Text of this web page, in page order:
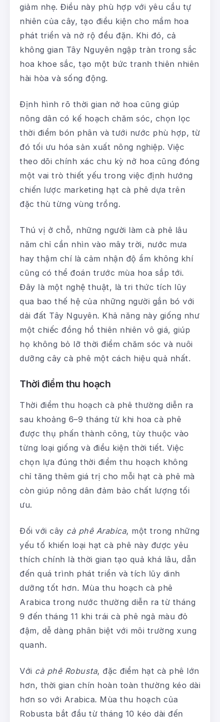
giảm nhẹ. Điều này phù hợp với yêu cầu tự
nhiên của cây, tạo điều kiện cho mầm hoa
phát triển và nở rộ đều đặn. Khi đó, cả
không gian Tây Nguyên ngập tràn trong sắc
hoa khoe sắc, tạo một bức tranh thiên nhiên
hài hòa và sống động.
Định hình rõ thời gian nở hoa cũng giúp
nông dân có kế hoạch chăm sóc, chọn lọc
thời điểm bón phân và tưới nước phù hợp, từ
đó tối ưu hóa sản xuất nông nghiệp. Việc
theo dõi chính xác chu kỳ nở hoa cũng đóng
một vai trò thiết yếu trong việc định hướng
chiến lược marketing hạt cà phê dựa trên
đặc thù từng vùng trồng.
Thú vị ở chỗ, những người làm cà phê lâu
năm chỉ cần nhìn vào mây trời, nước mưa
hay thậm chí là cảm nhận độ ẩm không khí
cũng có thể đoán trước mùa hoa sắp tới.
Đây là một nghệ thuật, là tri thức tích lũy
qua bao thế hệ của những người gắn bó với
dải đất Tây Nguyên. Khả năng này giống như
một chiếc đồng hồ thiên nhiên vô giá, giúp
họ không bỏ lỡ thời điểm chăm sóc và nuôi
dưỡng cây cà phê một cách hiệu quả nhất.
Thời điểm thu hoạch
Thời điểm thu hoạch cà phê thường diễn ra
sau khoảng 6–9 tháng từ khi hoa cà phê
được thụ phấn thành công, tùy thuộc vào
từng loại giống và điều kiện thời tiết. Việc
chọn lựa đúng thời điểm thu hoạch không
chỉ tăng thêm giá trị cho mỗi hạt cà phê mà
còn giúp nông dân đảm bảo chất lượng tối
ưu.
Đối với cây cà phê Arabica, một trong những
yếu tố khiến loại hạt cà phê này được yêu
thích chính là thời gian tạo quả khá lâu, dẫn
đến quá trình phát triển và tích lũy dinh
dưỡng tốt hơn. Mùa thu hoạch cà phê
Arabica trong nước thường diễn ra từ tháng
9 đến tháng 11 khi trái cà phê ngả màu đỏ
đậm, dễ dàng phân biệt với môi trường xung
quanh.
Với cà phê Robusta, đặc điểm hạt cà phê lớn
hơn, thời gian chín hoàn toàn thường kéo dài
hơn so với Arabica. Mùa thu hoạch của
Robusta bắt đầu từ tháng 10 kéo dài đến